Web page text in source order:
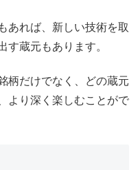
あれば、新しい技術を取
す蔵元もあります。
柄だけでなく、どの蔵元
より深く楽しむことがで